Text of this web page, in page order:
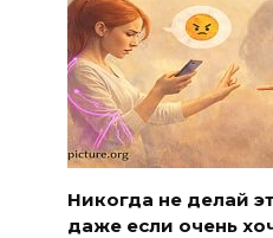
Никогда не делай
даже если очень